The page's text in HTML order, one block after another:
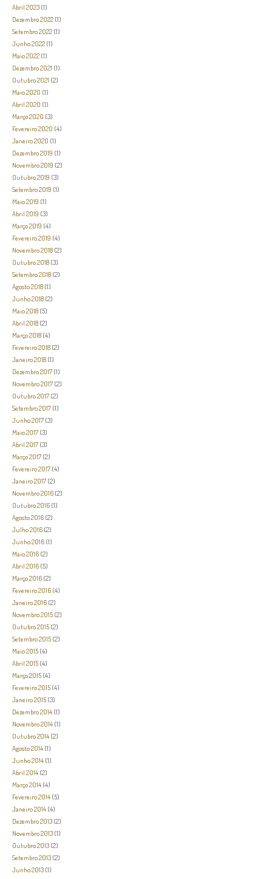
Abril 2023 (1)
Dezembro 2022 (1)
Setembro 2022 (1)
Junho 2022 (1)
Maio 2022 (1)
Dezembro 2021 (1)
Outubro 2021 (2)
Maio 2020 (1)
Abril 2020 (1)
Março 2020 (3)
Fevereiro 2020 (4)
Janeiro 2020 (1)
Dezembro 2019 (1)
Novembro 2019 (2)
Outubro 2019 (3)
Setembro 2019 (1)
Maio 2019 (1)
Abril 2019 (3)
Março 2019 (4)
Fevereiro 2019 (4)
Novembro 2018 (2)
Outubro 2018 (3)
Setembro 2018 (2)
Agosto 2018 (1)
Junho 2018 (2)
Maio 2018 (5)
Abril 2018 (2)
Março 2018 (4)
Fevereiro 2018 (2)
Janeiro 2018 (1)
Dezembro 2017 (1)
Novembro 2017 (2)
Outubro 2017 (2)
Setembro 2017 (1)
Junho 2017 (3)
Maio 2017 (3)
Abril 2017 (3)
Março 2017 (2)
Fevereiro 2017 (4)
Janeiro 2017 (2)
Novembro 2016 (2)
Outubro 2016 (1)
Agosto 2016 (2)
Julho 2016 (2)
Junho 2016 (1)
Maio 2016 (2)
Abril 2016 (5)
Março 2016 (2)
Fevereiro 2016 (4)
Janeiro 2016 (2)
Novembro 2015 (2)
Outubro 2015 (2)
Setembro 2015 (2)
Maio 2015 (4)
Abril 2015 (4)
Março 2015 (4)
Fevereiro 2015 (4)
Janeiro 2015 (3)
Dezembro 2014 (1)
Novembro 2014 (1)
Outubro 2014 (2)
Agosto 2014 (1)
Junho 2014 (1)
Abril 2014 (2)
Março 2014 (4)
Fevereiro 2014 (5)
Janeiro 2014 (4)
Dezembro 2013 (2)
Novembro 2013 (1)
Outubro 2013 (2)
Setembro 2013 (2)
Junho 2013 (1)